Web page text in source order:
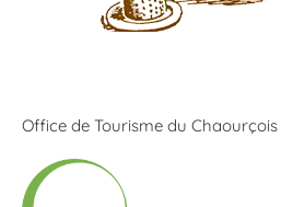
Office de Tourisme du Chaourçois